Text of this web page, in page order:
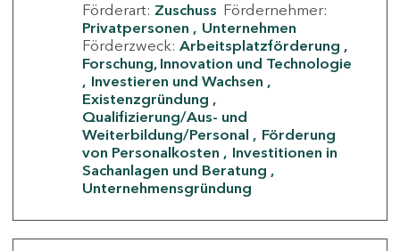
Förderart: Zuschuss Fördernehmer:
Privatpersonen
Unternehmen
Förderzweck: Arbeitsplatzförderung
Forschung, Innovation und Technologie
Investieren und Wachsen
Existenzgründung
Qualifizierung/Aus- und
Weiterbildung/Personal
Förderung
von Personalkosten
Investitionen in
Sachanlagen und Beratung
Unternehmensgründung